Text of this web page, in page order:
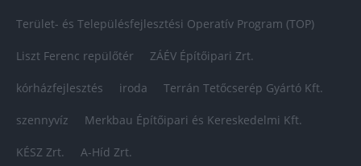
Terület- és Településfejlesztési Operatív Program (TOP)
Liszt Ferenc repülőtér ZÁÉV Építőipari Zrt.
kórházfejlesztés iroda Terrán Tetőcserép Gyártó Kft.
szennyvíz Merkbau Építőipari és Kereskedelmi Kft.
KÉSZ Zrt. A-Híd Zrt.